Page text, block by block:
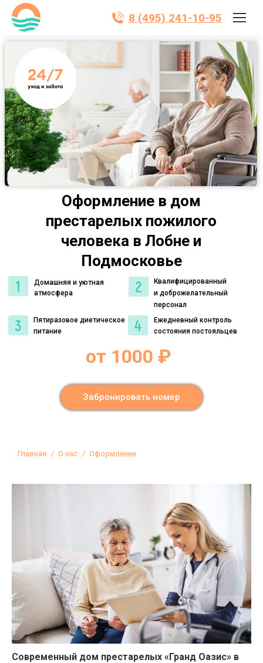
8 (495) 241-10-95
Оформление в дом
престарелых пожилого
человека в Лобне и
Подмосковье
Домашняя и уютная
атмосфера
Ежедневный контроль
состояния постояльцев
Квалифицированный
и доброжелательный
персонал
Пятиразовое диетическое
питание
Забронировать номер
от 1000 ₽
Вы здесь:
Главная О нас Оформление
Современный дом престарелых «Гранд Оазис» в